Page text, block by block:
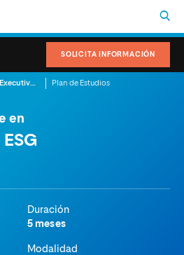
SOLICITA INFORMACIÓN
Programa Executive en Sostenibilidad ESG Plan de Estudios
en
Duración
5 meses
Modalidad